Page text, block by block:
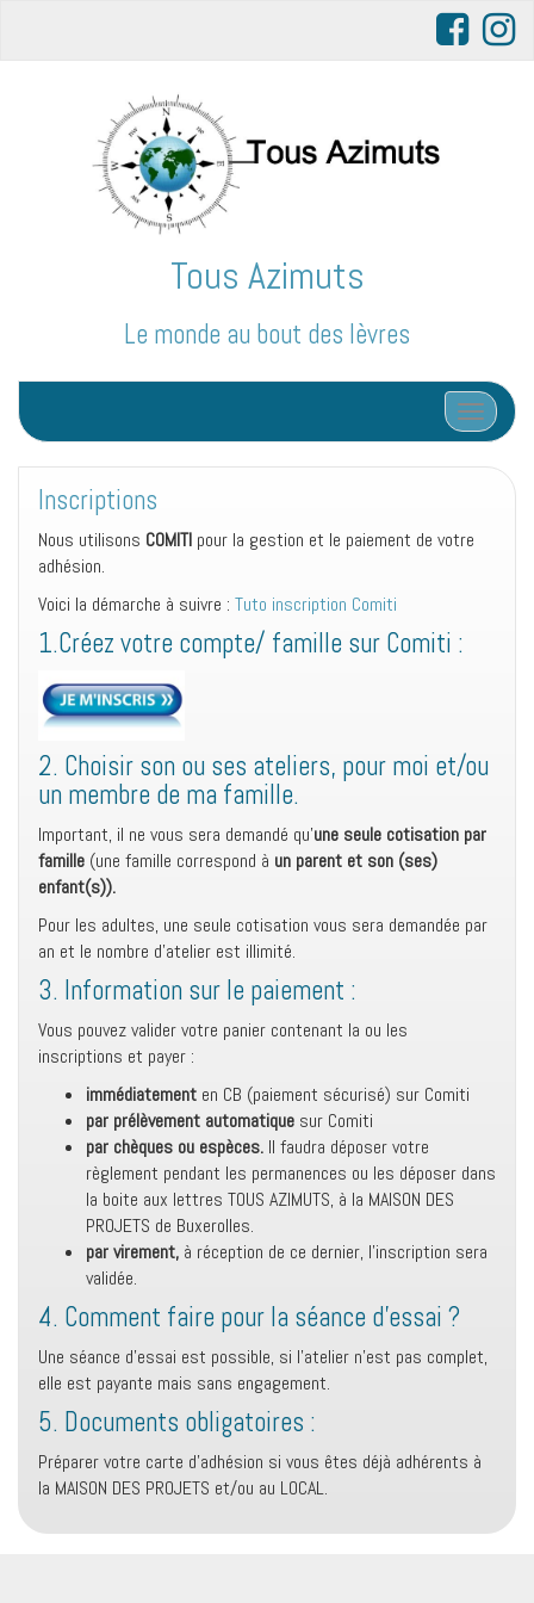
Tous Azimuts
Le monde au bout des lèvres
Afficher/
Inscriptions
Nous utilisons COMITI pour la gestion et le paiement de votre
adhésion.
Voici la démarche à suivre : Tuto inscription Comiti
1.Créez votre compte/ famille sur Comiti :
2. Choisir son ou ses ateliers, pour moi et/ou
un membre de ma famille.
Important, il ne vous sera demandé qu’une seule cotisation par
famille (une famille correspond à un parent et son (ses)
enfant(s)).
Pour les adultes, une seule cotisation vous sera demandée par
an et le nombre d’atelier est illimité.
3. Information sur le paiement :
Vous pouvez valider votre panier contenant la ou les
inscriptions et payer :
immédiatement en CB (paiement sécurisé) sur Comiti
par prélèvement automatique sur Comiti
par chèques ou espèces. Il faudra déposer votre
règlement pendant les permanences ou les déposer dans
la boite aux lettres TOUS AZIMUTS, à la MAISON DES
PROJETS de Buxerolles.
par virement, à réception de ce dernier, l’inscription sera
validée.
4. Comment faire pour la séance d’essai ?
Une séance d’essai est possible, si l’atelier n’est pas complet,
elle est payante mais sans engagement.
5. Documents obligatoires :
Préparer votre carte d’adhésion si vous êtes déjà adhérents à
la MAISON DES PROJETS et/ou au LOCAL.